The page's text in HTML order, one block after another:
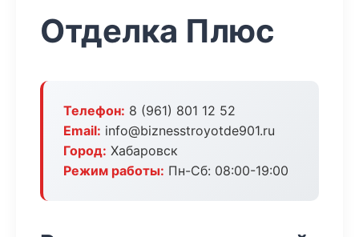
Отделка Плюс
Телефон: 8 (961) 801 12 52
Email: info@biznesstroyotde901.ru
Город: Хабаровск
Режим работы: Пн-Сб: 08:00-19:00